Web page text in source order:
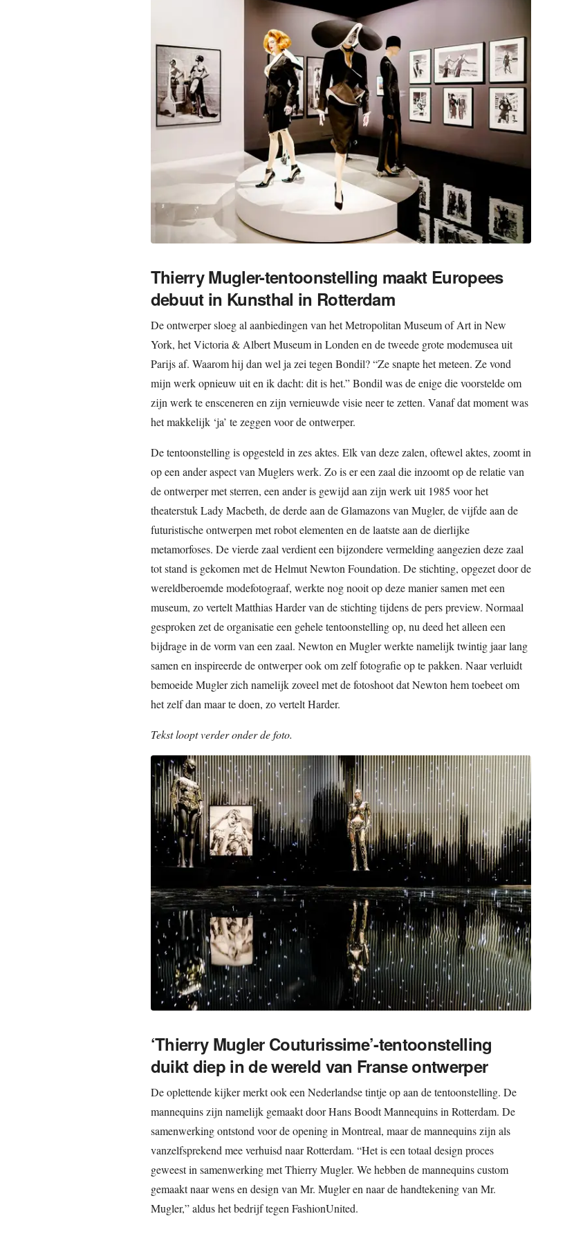
Thierry Mugler-tentoonstelling maakt Europees
debuut in Kunsthal in Rotterdam
De ontwerper sloeg al aanbiedingen van het Metropolitan Museum of Art in New
York, het Victoria & Albert Museum in Londen en de tweede grote modemusea uit
Parijs af. Waarom hij dan wel ja zei tegen Bondil? “Ze snapte het meteen. Ze vond
mijn werk opnieuw uit en ik dacht: dit is het.” Bondil was de enige die voorstelde om
zijn werk te ensceneren en zijn vernieuwde visie neer te zetten. Vanaf dat moment was
het makkelijk ‘ja’ te zeggen voor de ontwerper.
De tentoonstelling is opgesteld in zes aktes. Elk van deze zalen, oftewel aktes, zoomt in
op een ander aspect van Muglers werk. Zo is er een zaal die inzoomt op de relatie van
de ontwerper met sterren, een ander is gewijd aan zijn werk uit 1985 voor het
theaterstuk Lady Macbeth, de derde aan de Glamazons van Mugler, de vijfde aan de
futuristische ontwerpen met robot elementen en de laatste aan de dierlijke
metamorfoses. De vierde zaal verdient een bijzondere vermelding aangezien deze zaal
tot stand is gekomen met de Helmut Newton Foundation. De stichting, opgezet door de
wereldberoemde modefotograaf, werkte nog nooit op deze manier samen met een
museum, zo vertelt Matthias Harder van de stichting tijdens de pers preview. Normaal
gesproken zet de organisatie een gehele tentoonstelling op, nu deed het alleen een
bijdrage in de vorm van een zaal. Newton en Mugler werkte namelijk twintig jaar lang
samen en inspireerde de ontwerper ook om zelf fotografie op te pakken. Naar verluidt
bemoeide Mugler zich namelijk zoveel met de fotoshoot dat Newton hem toebeet om
het zelf dan maar te doen, zo vertelt Harder.
Tekst loopt verder onder de foto.
‘Thierry Mugler Couturissime’-tentoonstelling
duikt diep in de wereld van Franse ontwerper
De oplettende kijker merkt ook een Nederlandse tintje op aan de tentoonstelling. De
mannequins zijn namelijk gemaakt door Hans Boodt Mannequins in Rotterdam. De
samenwerking ontstond voor de opening in Montreal, maar de mannequins zijn als
vanzelfsprekend mee verhuisd naar Rotterdam. “Het is een totaal design proces
geweest in samenwerking met Thierry Mugler. We hebben de mannequins custom
gemaakt naar wens en design van Mr. Mugler en naar de handtekening van Mr.
Mugler,” aldus het bedrijf tegen FashionUnited.